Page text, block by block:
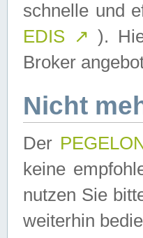
schnelle und
EDIS ↗ ).
Broker
Nicht
Der
keine
nutzen Sie
weiterhin